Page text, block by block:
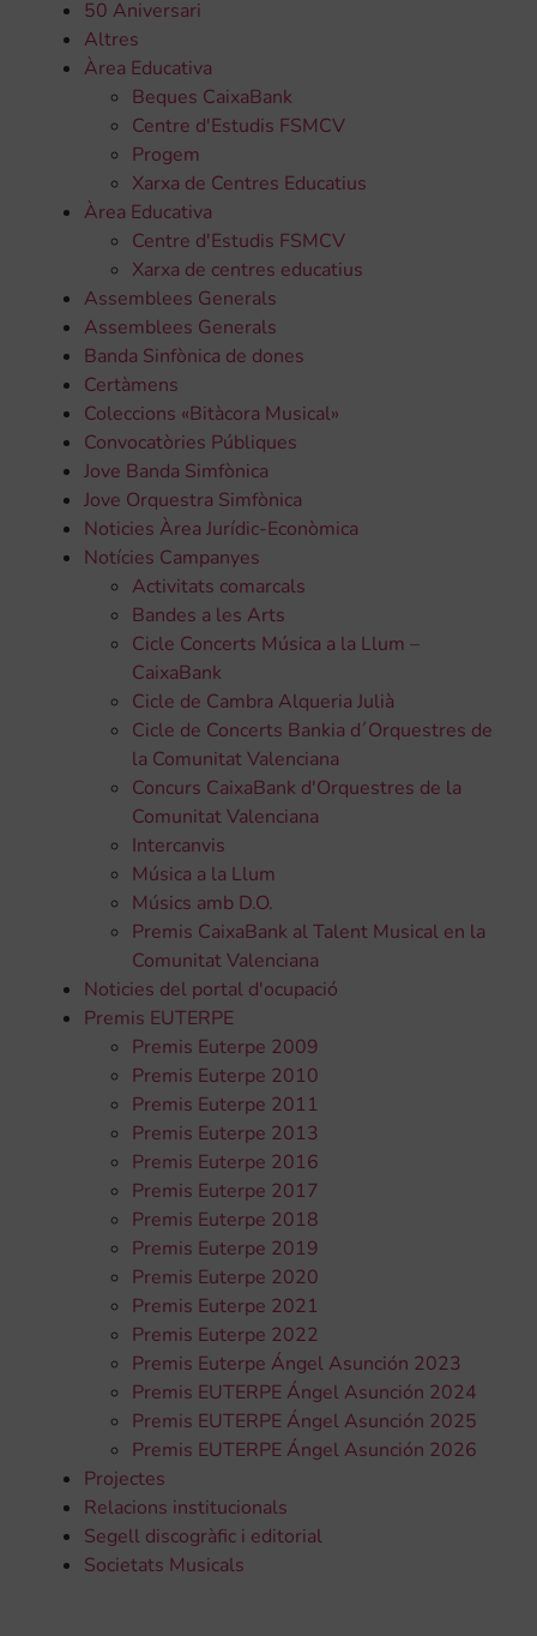
50 Aniversari
Altres
Àrea Educativa
Beques CaixaBank
Centre d'Estudis FSMCV
Progem
Xarxa de Centres Educatius
Àrea Educativa
Centre d'Estudis FSMCV
Xarxa de centres educatius
Assemblees Generals
Assemblees Generals
Banda Sinfònica de dones
Certàmens
Coleccions «Bitàcora Musical»
Convocatòries Públiques
Jove Banda Simfònica
Jove Orquestra Simfònica
Noticies Àrea Jurídic-Econòmica
Notícies Campanyes
Activitats comarcals
Bandes a les Arts
Cicle Concerts Música a la Llum –
CaixaBank
Cicle de Cambra Alqueria Julià
Cicle de Concerts Bankia d´Orquestres de
la Comunitat Valenciana
Concurs CaixaBank d'Orquestres de la
Comunitat Valenciana
Intercanvis
Música a la Llum
Músics amb D.O.
Premis CaixaBank al Talent Musical en la
Comunitat Valenciana
Noticies del portal d'ocupació
Premis EUTERPE
Premis Euterpe 2009
Premis Euterpe 2010
Premis Euterpe 2011
Premis Euterpe 2013
Premis Euterpe 2016
Premis Euterpe 2017
Premis Euterpe 2018
Premis Euterpe 2019
Premis Euterpe 2020
Premis Euterpe 2021
Premis Euterpe 2022
Premis Euterpe Ángel Asunción 2023
Premis EUTERPE Ángel Asunción 2024
Premis EUTERPE Ángel Asunción 2025
Premis EUTERPE Ángel Asunción 2026
Projectes
Relacions institucionals
Segell discogràfic i editorial
Societats Musicals